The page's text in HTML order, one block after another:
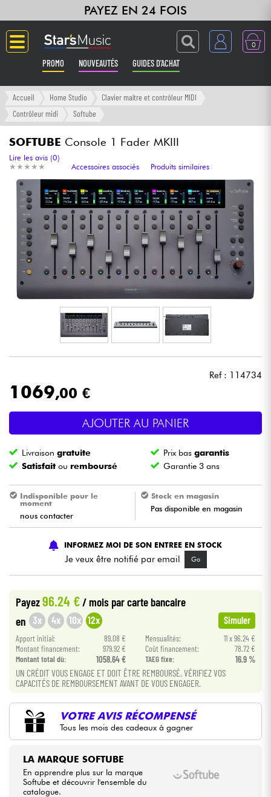
PAYEZ EN 24 FOIS
0
PROMO NOUVEAUTÉS GUIDES D'ACHAT
Langue
Amplis & Effets
Claviers & Pianos
Synthés & Sampleurs
Home Studio
Micros & HF
Eclairage
Violons & Quatuor
Eveil Musical
HiFi
Packs
Voir nos marques
Accueil Home Studio
Clavier maître et contrôleur MIDI
Contrôleur midi
Softube
SOFTUBE Console 1 Fader MKIII
★ ★ ★ ★ ★
★ ★ ★ ★ ★
Lire les avis (0)
Accessoires associés
Produits similaires
Ref : 114734
1069,00 €
AJOUTER AU PANIER
Livraisongratuite Prix basgarantis
Satisfait ou remboursé Garantie 3 ans
Indisponible pour le
moment
nous contacter
Stock en magasin
Pas disponible en magasin
INFORMEZ MOI DE SON ENTREE EN STOCK
Je veux être notifié par email Go
Payez96.24 €/ mois par carte bancaire
en 3x 4x 10x 12x Simuler
Apport initial: 89.08 € Mensualités:
11 x 96.24 €
Montant financement:
979.92 € Coût financement:
78.72 €
Montant total dù:
1058.64 € TAEG fixe: 16.9 %
UN CRÉDIT VOUS ENGAGE ET DOIT ÊTRE REMBOURSÉ. VÉRIFIEZ VOS
CAPACITÉS DE REMBOURSEMENT AVANT DE VOUS ENGAGER.
VOTRE AVIS RÉCOMPENSÉ
Tous les mois des cadeaux à gagner
LA MARQUE SOFTUBE
En apprendre plus sur la marque
Softube et découvrir l'ensemble du
catalogue.